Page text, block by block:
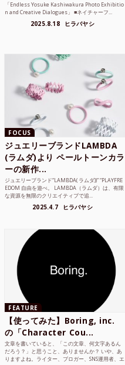
「Endless Yosuke Kashiwakura Photo Exhibitio
n and Creative Dialogues」 ■ネイチャーフ...
2025.8.18 ヒラバヤシ
FOCUS
ジュエリーブランドLAMBDA
(ラムダ)より ペールトーンカラ
ーの新作...
ジュエリーブランド“LAMBDA( ラムダ))” “PLAYFRE
EDOM 自由を遊べ。 LAMBDA（ラムダ）は、有限
な資源を無限のクリエイティブで追...
2025.4.7 ヒラバヤシ
FEATURE
【使ってみた】Boring, inc.
の「Character Cou...
文章を書いていると、「この文章、何文字あるん
だろう？」と思うこと、ありませんか？ いや、あ
りますよね。ライター、ブロガー、SNS運用者、エ